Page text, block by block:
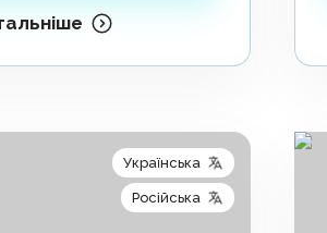
Українська
Російська